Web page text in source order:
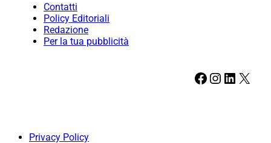
Contatti
Policy Editoriali
Redazione
Per la tua pubblicità
Facebook Instagram LinkedIn X
Privacy Policy